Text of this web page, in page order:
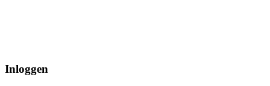
Inloggen